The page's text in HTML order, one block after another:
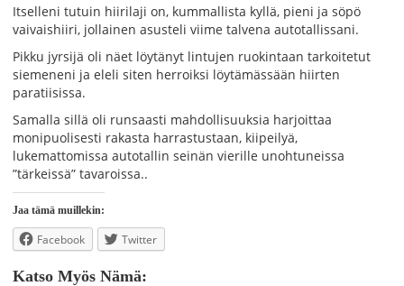
Itselleni tutuin hiirilaji on, kummallista kyllä, pieni ja söpö
vaivaishiiri, jollainen asusteli viime talvena autotallissani.
Pikku jyrsijä oli näet löytänyt lintujen ruokintaan tarkoitetut
siemeneni ja eleli siten herroiksi löytämässään hiirten
paratiisissa.
Samalla sillä oli runsaasti mahdollisuuksia harjoittaa
monipuolisesti rakasta harrastustaan, kiipeilyä,
lukemattomissa autotallin seinän vierille unohtuneissa
”tärkeissä” tavaroissa..
Jaa tämä muillekin:
Facebook Twitter
Katso Myös Nämä: